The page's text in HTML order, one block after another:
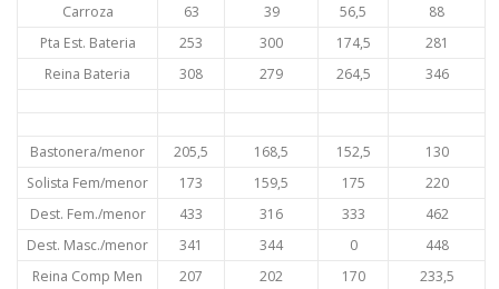
Carroza
63 39 56,5
88
Pta Est. Bateria
253 300 174,5
281
Reina Bateria
308 279 264,5 346
Bastonera/menor 205,5 168,5 152,5
130
Solista Fem/menor
173 159,5 175
220
Dest. Fem./menor
433 316 333
462
Dest. Masc./menor
341 344 0
448
Reina Comp Men
207 202 170
233,5